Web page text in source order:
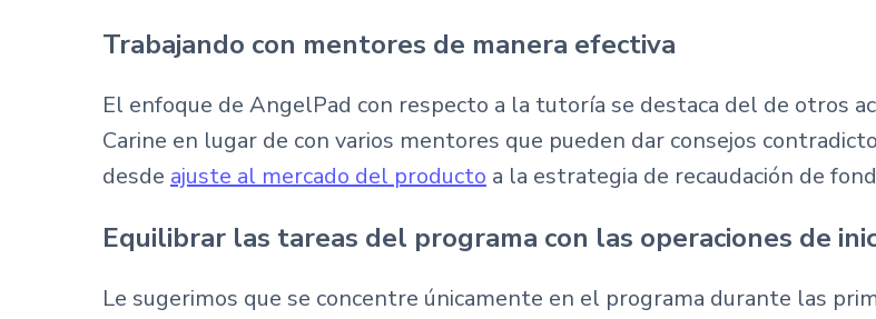
Trabajando con mentores de manera efectiva
El enfoque de AngelPad con respecto a la tutoría se destaca del de otros
Carine en lugar de con varios mentores que pueden dar consejos
desde ajuste al mercado del producto a la estrategia de recaudación de
Equilibrar las tareas del programa con las operaciones de
Le sugerimos que se concentre únicamente en el programa durante las